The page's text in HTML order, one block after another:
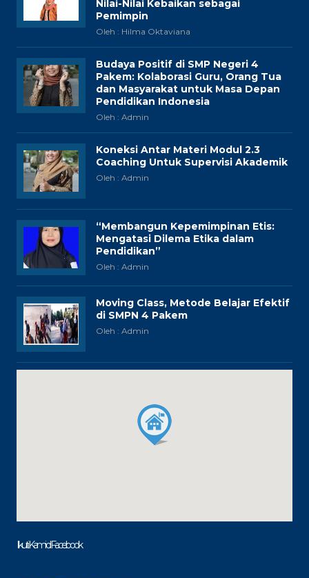
Nilai-Nilai Kebaikan sebagai
Pemimpin
Oleh : Hilma Oktaviana
Budaya Positif di SMP Negeri 4
Pakem: Kolaborasi Guru, Orang Tua
dan Masyarakat untuk Masa Depan
Pendidikan Indonesia
Oleh : Admin
Koneksi Antar Materi Modul 2.3
Coaching Untuk Supervisi Akademik
Oleh : Admin
“Membangun Kepemimpinan Etis:
Mengatasi Dilema Etika dalam
Pendidikan”
Oleh : Admin
Moving Class, Metode Belajar Efektif
di SMPN 4 Pakem
Oleh : Admin
Ikuti Kami di Facebook